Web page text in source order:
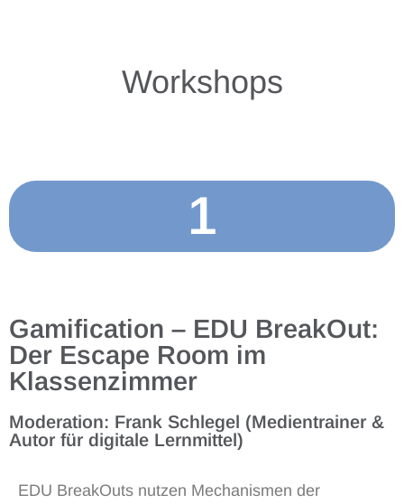
Workshops
1
Gamification – EDU BreakOut:
Der Escape Room im
Klassenzimmer
Moderation: Frank Schlegel (Medientrainer &
Autor für digitale Lernmittel)
EDU BreakOuts nutzen Mechanismen der